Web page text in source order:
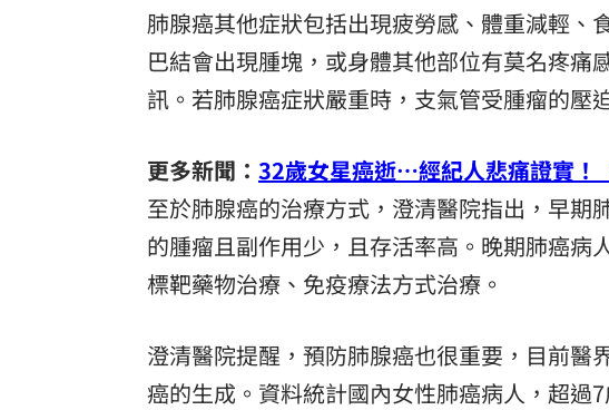
肺腺癌其他症狀包括出現疲勞感、體重減輕
巴結會出現腫塊，或身體其他部位有莫名疼
訊。若肺腺癌症狀嚴重時，支氣管受腫瘤的壓
更多新聞： 32歲女星癌逝…經紀人悲痛證實！
至於肺腺癌的治療方式，澄清醫院指出，早期
的腫瘤且副作用少，且存活率高。晚期肺癌病
標靶藥物治療、免疫療法方式治療。
澄清醫院提醒，預防肺腺癌也很重要，目前醫
癌的生成。資料統計國內女性肺癌病人，超過